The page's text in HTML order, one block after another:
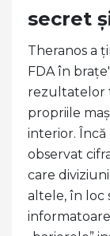
secret
Theranos a
FDA în
rezultatelor
propriile
interior. Încă
observat
care
altele, în loc